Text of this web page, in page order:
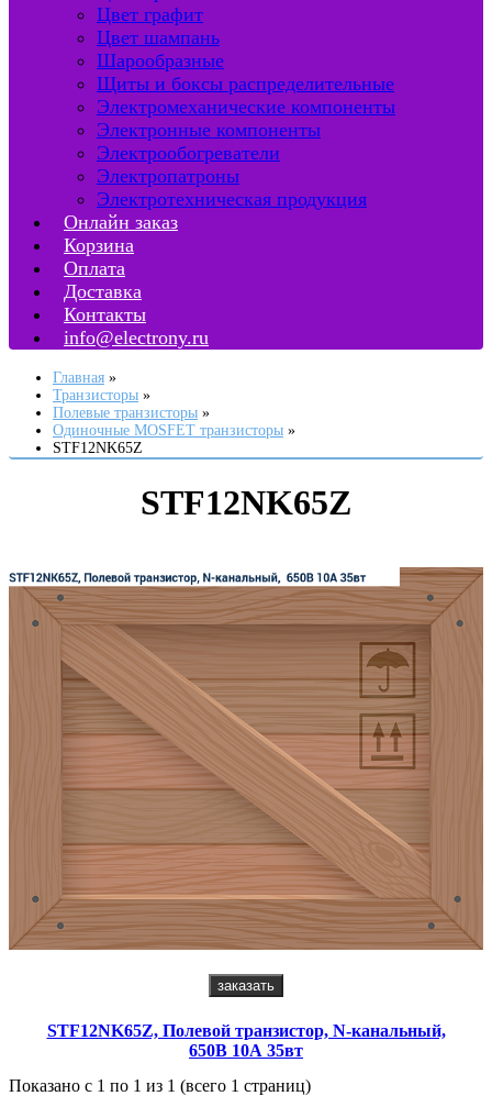
Цвет графит
Цвет шампань
Шарообразные
Щиты и боксы распределительные
Электромеханические компоненты
Электронные компоненты
Электрообогреватели
Электропатроны
Электротехническая продукция
Онлайн заказ
Корзина
Оплата
Доставка
Контакты
info@electrony.ru
Главная
Транзисторы
Полевые транзисторы
Одиночные MOSFET транзисторы
STF12NK65Z
STF12NK65Z
заказать
STF12NK65Z, Полевой транзистор, N-канальный,
650В 10А 35вт
Показано с 1 по 1 из 1 (всего 1 страниц)